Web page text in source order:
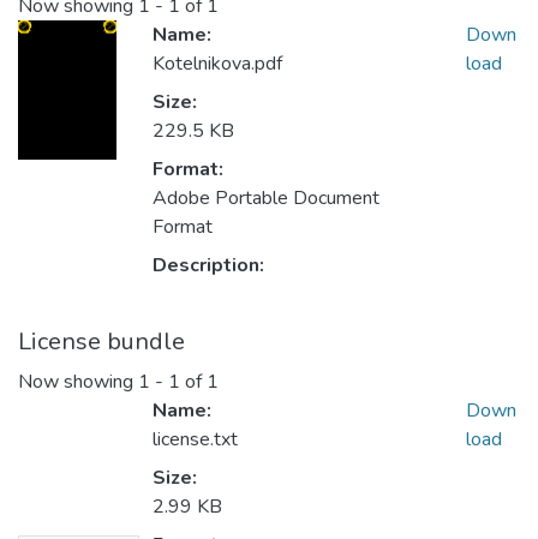
Now showing 1 - 1 of 1
Name:
Kotelnikova.pdf
Size:
229.5 KB
Format:
Adobe Portable Document
Format
Description:
Down
load
License bundle
Now showing 1 - 1 of 1
Name:
license.txt
Size:
2.99 KB
Down
load